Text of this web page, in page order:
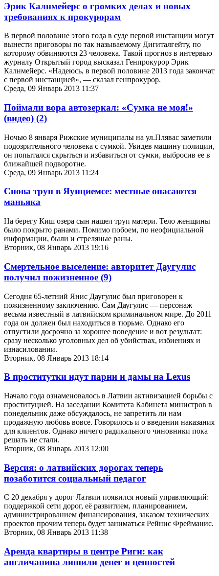
Эрик Калнмейерс о громких делах и новых
требованиях к прокурорам
В первой половине этого года в суде первой инстанции могут
вынести приговоры по так называемому Дигиталгейту, по
которому обвиняются 23 человека. Такой прогноз в интервью
журналу Открытый город высказал Генпрокурор Эрик
Калнмейерс. «Надеюсь, в первой половине 2013 года закончат
с первой инстанцией», — сказал генпрокурор.
Среда, 09 Январь 2013 11:37
Поймали вора автозеркал: «Сумка не моя!»
(видео) (2)
Ночью 8 января Рижские муниципалы на ул.Плявас заметили
подозрительного человека с сумкой. Увидев машину полиции,
он попытался скрыться и избавиться от сумки, выбросив ее в
ближайшей подворотне.
Среда, 09 Январь 2013 11:24
Снова труп в Яунциемсе: местные опасаются
маньяка
На берегу Киш озера сын нашел труп матери. Тело женщины
было покрыто ранами. Помимо побоем, по неофициальной
информации, были и стреляные раны.
Вторник, 08 Январь 2013 19:16
Смертельное выселение: авторитет Даугулис
получил пожизненное (9)
Сегодня 65-летний Янис Даугулис был приговорен к
пожизненному заключению. Сам Даугулис — персонаж
весьма известный в латвийском криминальном мире. До 2011
года он должен был находиться в тюрьме. Однако его
отпустили досрочно за хорошее поведение и вот результат:
сразу несколько уголовных дел об убийствах, избиениях и
изнасиловании.
Вторник, 08 Январь 2013 18:14
В проститутки идут парни и дамы на Lexus
Начало года ознаменовалось в Латвии активизацией борьбы с
проституцией. На заседании Комитета Кабинета министров в
понедельник даже обсуждалось, не запретить ли нам
продажную любовь вовсе. Говорилось и о введении наказания
для клиентов. Однако ничего радикального чиновники пока
решать не стали.
Вторник, 08 Январь 2013 12:00
Версия: о латвийских дорогах теперь
позаботится социальный педагог
С 20 декабря у дорог Латвии появился новый управляющий:
поддержкой сети дорог, её развитием, планированием,
администрированием финансирования, заказом технических
проектов прочим теперь будет заниматься Рейнис Фрейманис.
Вторник, 08 Январь 2013 11:38
Аренда квартиры в центре Риги: как
англичанина лишили денег и ценностей